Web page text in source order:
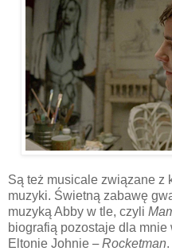
Są też musicale związane z
muzyki. Świetną zabawę
muzyką Abby w tle, czyli
biografią pozostaje dla
Eltonie Johnie – Rocketman